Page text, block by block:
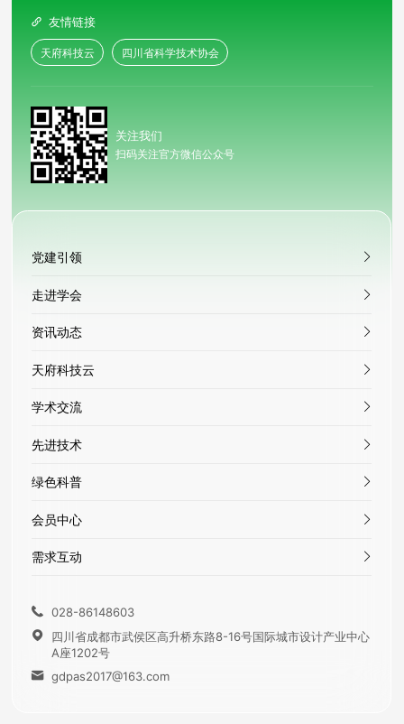
 友情链接
天府科技云 四川省科学技术协会
关注我们
扫码关注官方微信公众号
党建引领
走进学会
资讯动态
天府科技云
学术交流
先进技术
绿色科普
会员中心
需求互动
 028-86148603

四川省成都市武侯区高升桥东路8-16号国际城市设计产业中心
A座1202号
 gdpas2017@163.com